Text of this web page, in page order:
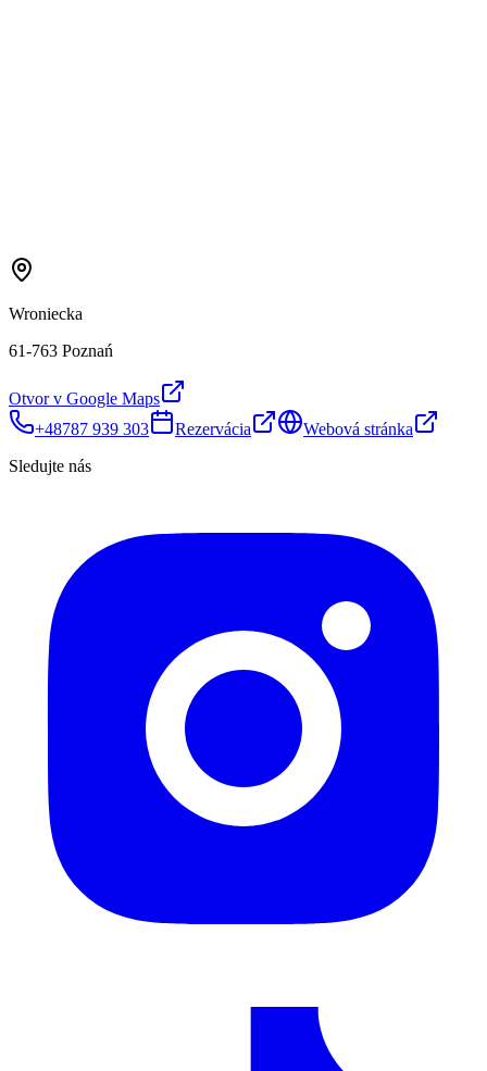
Wroniecka
61-763 Poznań
Otvor v Google Maps
+48787 939 303
Rezervácia
Webová stránka
Sledujte nás